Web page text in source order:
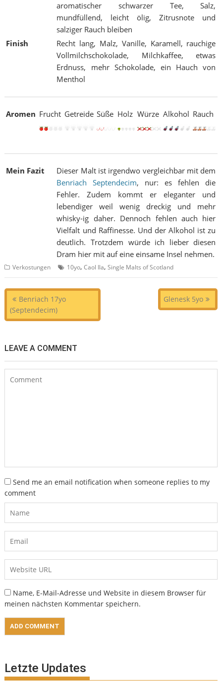
aromatischer schwarzer Tee, Salz,
mundfüllend, leicht ölig, Zitrusnote und
salziger Rauch bleiben
Finish
Recht lang, Malz, Vanille, Karamell, rauchige
Vollmilchschokolade, Milchkaffee, etwas
Erdnuss, mehr Schokolade, ein Hauch von
Menthol
Aromen Frucht Getreide Süße Holz Würze Alkohol Rauch
Mein Fazit
Dieser Malt ist irgendwo vergleichbar mit dem
Benriach Septendecim, nur: es fehlen die
Fehler. Zudem kommt er eleganter und
lebendiger weil wenig dreckig und mehr
whisky-ig daher. Dennoch fehlen auch hier
Vielfalt und Raffinesse. Und der Alkohol ist zu
deutlich. Trotzdem würde ich lieber diesen
Dram hier mit auf eine einsame Insel nehmen.
Verkostungen 10yo,Caol Ila,Single Malts of Scotland
Beitragsnavigation
Benriach 17yo
(Septendecim)
Glenesk 5yo
LEAVE A COMMENT
Send me an email notification when someone replies to my
comment
Name, E-Mail-Adresse und Website in diesem Browser für
meinen nächsten Kommentar speichern.
Letzte Updates